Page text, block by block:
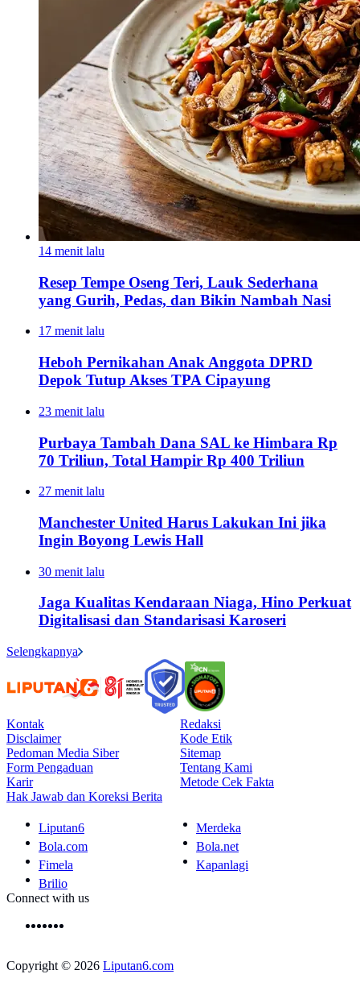
14 menit lalu
Resep Tempe Oseng Teri, Lauk Sederhana
yang Gurih, Pedas, dan Bikin Nambah Nasi
17 menit lalu
Heboh Pernikahan Anak Anggota DPRD
Depok Tutup Akses TPA Cipayung
23 menit lalu
Purbaya Tambah Dana SAL ke Himbara Rp
70 Triliun, Total Hampir Rp 400 Triliun
27 menit lalu
Manchester United Harus Lakukan Ini jika
Ingin Boyong Lewis Hall
30 menit lalu
Jaga Kualitas Kendaraan Niaga, Hino Perkuat
Digitalisasi dan Standarisasi Karoseri
Selengkapnya
Kontak
Redaksi
Disclaimer
Kode Etik
Pedoman Media Siber
Sitemap
Form Pengaduan
Tentang Kami
Karir
Metode Cek Fakta
Hak Jawab dan Koreksi Berita
Liputan6
Merdeka
Bola.com
Bola.net
Fimela
Kapanlagi
Brilio
Connect with us
Copyright © 2026 Liputan6.com